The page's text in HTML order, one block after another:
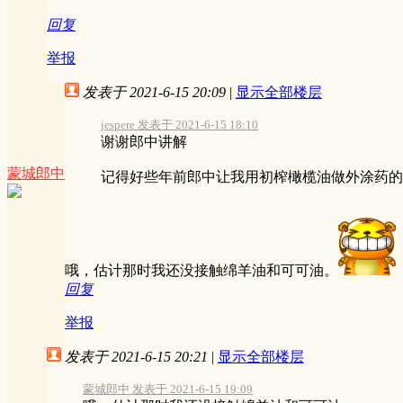
回复
举报
蒙城郎中
发表于 2021-6-15 20:09 | 显示全部楼层
jespere 发表于 2021-6-15 18:10
谢谢郎中讲解
记得好些年前郎中让我用初榨橄榄油做外涂药
哦，估计那时我还没接触绵羊油和可可油。
回复
举报
发表于 2021-6-15 20:21 | 显示全部楼层
蒙城郎中 发表于 2021-6-15 19:09